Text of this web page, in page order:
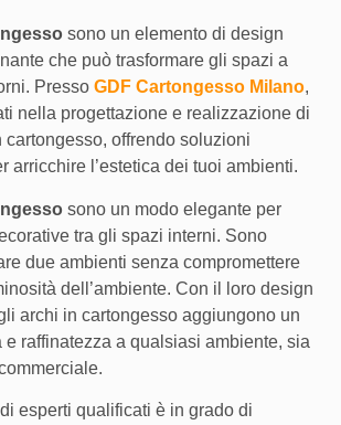
sono un elemento di design
che può trasformare gli spazi a
Presso GDF Cartongesso Milano,
nella progettazione e realizzazione di
cartongesso, offrendo soluzioni
arricchire l’estetica dei tuoi ambienti.
sono un modo elegante per
tra gli spazi interni. Sono
due ambienti senza compromettere
dell’ambiente. Con il loro design
archi in cartongesso aggiungono un
raffinatezza a qualsiasi ambiente, sia
esperti qualificati è in grado di